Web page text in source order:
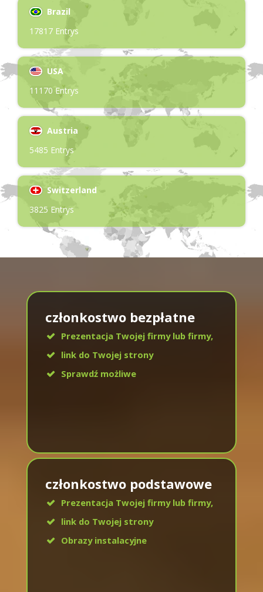
Brazil
17817 Entrys
USA
11170 Entrys
Austria
5485 Entrys
Switzerland
3825 Entrys
członkostwo bezpłatne
Prezentacja Twojej firmy lub firmy,
link do Twojej strony
Sprawdź możliwe
członkostwo podstawowe
Prezentacja Twojej firmy lub firmy,
link do Twojej strony
Obrazy instalacyjne